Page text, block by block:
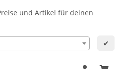
und Artikel für deinen
✔